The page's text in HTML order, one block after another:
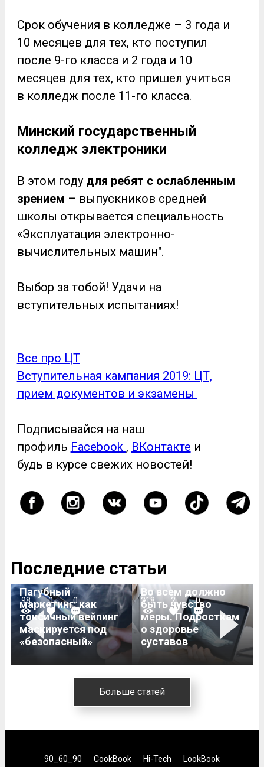
Срок обучения в колледже – 3 года и
10 месяцев для тех, кто поступил
после 9-го класса и 2 года и 10
месяцев для тех, кто пришел учиться
в колледж после 11-го класса.
Минский государственный
колледж электроники
В этом году для ребят с ослабленным
зрением – выпускников средней
школы открывается специальность
«Эксплуатация электронно-
вычислительных машин".
Выбор за тобой! Удачи на
вступительных испытаниях!
Все про ЦТ
Вступительная кампания 2019: ЦТ,
прием документов и экзамены
Подписывайся на наш
профиль Facebook , ВКонтакте и
будь в курсе свежих новостей!
Последние статьи
Previous
98 0 0
Пагубный
маркетинг: как
токсичный вейпинг
маскируется под
«безопасный»
318 2 0
Во всем должно
быть чувство
меры. Подросткам
о здоровье
суставов
Next
Больше статей
90_60_90 CookBook Hi-Tech LookBook